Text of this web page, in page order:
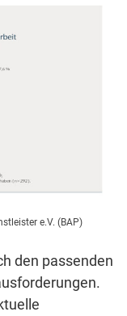
e.V. (BAP)
den passenden